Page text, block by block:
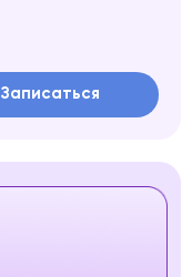
Записаться